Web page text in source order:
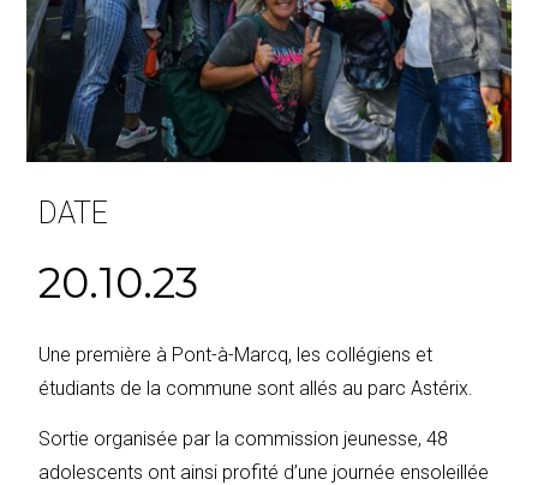
DATE
20.10.23
Une première à Pont-à-Marcq, les collégiens et
étudiants de la commune sont allés au parc Astérix.
Sortie organisée par la commission jeunesse, 48
adolescents ont ainsi profité d’une journée ensoleillée